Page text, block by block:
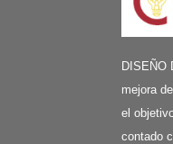
DISEÑO
mejora
el
contado